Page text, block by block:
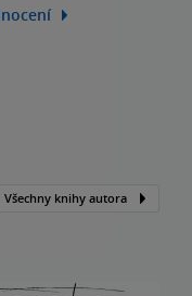
Všechny knihy autora